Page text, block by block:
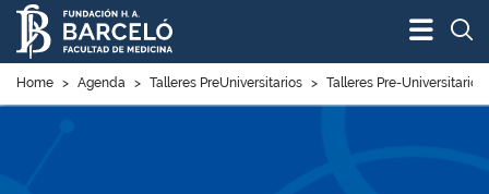
Home > Agenda > Talleres PreUniversitarios > Talleres Pre-Universitarios